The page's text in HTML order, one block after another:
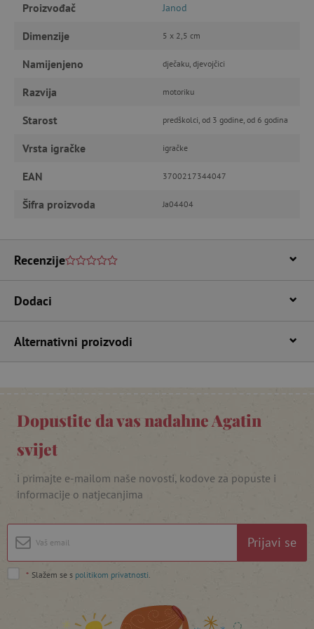
Proizvođač Janod
Dimenzije 5 x 2,5 cm
Namijenjeno dječaku, djevojčici
Razvija motoriku
Starost predškolci, od 3 godine, od 6 godina
Vrsta igračke igračke
EAN 3700217344047
Šifra proizvoda Ja04404
Recenzije
Dodaci
Alternativni proizvodi
Dopustite da vas nadahne Agatin
svijet
i primajte e-mailom naše novosti, kodove za popuste i
informacije o natjecanjima
Prijavi se
* Slažem se s politikom privatnosti
Nužno potrebni kolačići
Izvedba
funkcionalnost internetske stranice, kao što su
odgovarajuće upotrebljavati bez nužno
Pružatelj usluga/
www.agatinsvijet.hr